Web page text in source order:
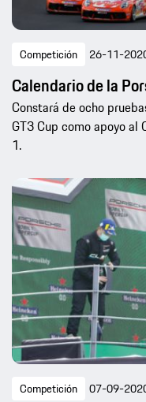
Competición 26-11-
Calendario de la
Constará de ocho
GT3 Cup como apoyo al
1.
Competición 07-09-